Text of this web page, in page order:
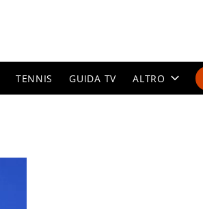
TENNIS GUIDA TV ALTRO